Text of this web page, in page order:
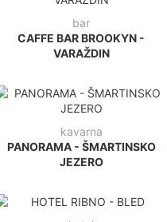
bar
CAFFE BAR BROOKYN -
VARAŽDIN
kavarna
PANORAMA - ŠMARTINSKO
JEZERO